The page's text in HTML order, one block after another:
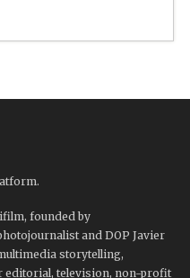
founded by
and DOP Javier
storytelling,
television, non-profit